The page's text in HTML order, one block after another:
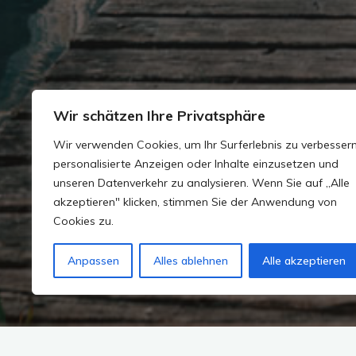
Wir schätzen Ihre Privatsphäre
Wir verwenden Cookies, um Ihr Surferlebnis zu
personalisierte Anzeigen oder Inhalte einzusetzen und
unseren Datenverkehr zu analysieren. Wenn Sie auf „Alle
akzeptieren" klicken, stimmen Sie der Anwendung von
Cookies zu.
Anpassen Alles ablehnen Alle akzeptieren